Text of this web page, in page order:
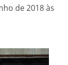
de 2018 às